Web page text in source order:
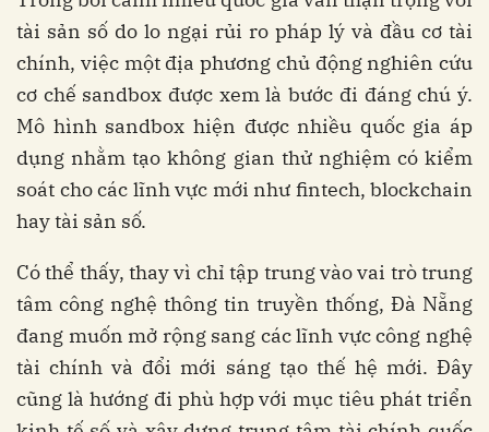
tài sản số do lo ngại rủi ro pháp lý và đầu cơ tài
chính, việc một địa phương chủ động nghiên cứu
cơ chế sandbox được xem là bước đi đáng chú ý.
Mô hình sandbox hiện được nhiều quốc gia áp
dụng nhằm tạo không gian thử nghiệm có kiểm
soát cho các lĩnh vực mới như fintech, blockchain
hay tài sản số.
Có thể thấy, thay vì chỉ tập trung vào vai trò trung
tâm công nghệ thông tin truyền thống, Đà Nẵng
đang muốn mở rộng sang các lĩnh vực công nghệ
tài chính và đổi mới sáng tạo thế hệ mới. Đây
cũng là hướng đi phù hợp với mục tiêu phát triển